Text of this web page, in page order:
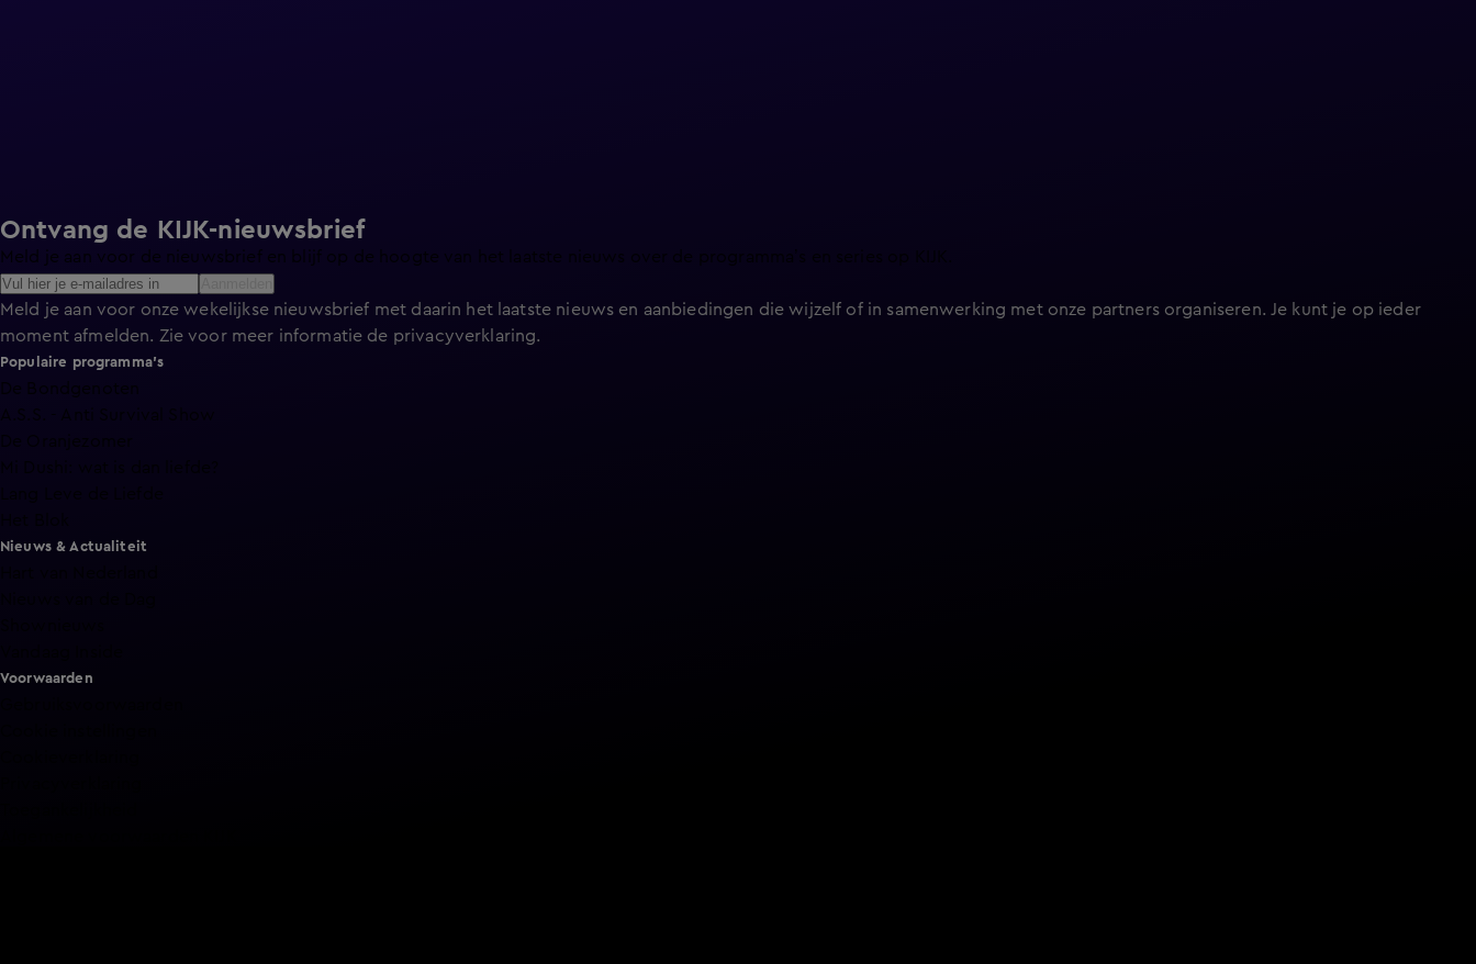
Ontvang de KIJK-nieuwsbrief
Meld je aan voor de nieuwsbrief en blijf op de hoogte van het laatste nieuws over de programma’s en series op KIJK.
Meld je aan voor onze wekelijkse nieuwsbrief met daarin het laatste nieuws en aanbiedingen die wijzelf of in samenwerking met onze partners organiseren. Je kunt je op ieder
moment afmelden. Zie voor meer informatie de privacyverklaring.
Populaire programma's
Nieuws & Actualiteit
Voorwaarden